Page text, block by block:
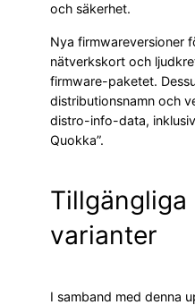
och säkerhet.
Nya firmwareversioner
nätverkskort och
firmware-paketet.
distributionsnamn och
distro-info-data,
Quokka”.
varianter
I samband med denna